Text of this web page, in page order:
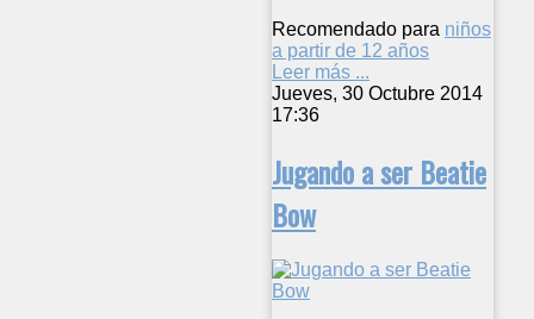
Recomendado para niños
a partir de 12 años
Leer más ...
Jueves, 30 Octubre 2014
17:36
Jugando a ser Beatie
Bow